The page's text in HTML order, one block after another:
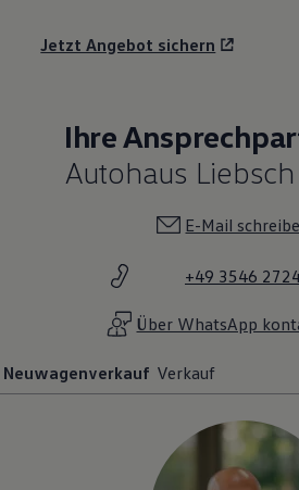
Jetzt Angebot sichern
Ihre
Autohaus
E-Mail
+49 3546
Über WhatsApp
Neuwagenverkauf Verkauf